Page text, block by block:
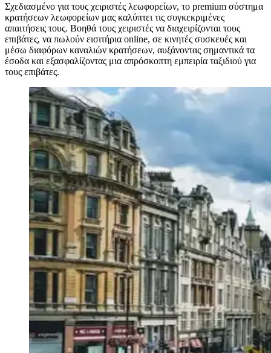
Σχεδιασμένο για τους χειριστές λεωφορείων, το premium σύστημα
κρατήσεων λεωφορείων μας καλύπτει τις συγκεκριμένες
απαιτήσεις τους. Βοηθά τους χειριστές να διαχειρίζονται τους
επιβάτες, να πωλούν εισιτήρια online, σε κινητές συσκευές και
μέσω διαφόρων καναλιών κρατήσεων, αυξάνοντας σημαντικά τα
έσοδα και εξασφαλίζοντας μια απρόσκοπτη εμπειρία ταξιδιού για
τους επιβάτες.